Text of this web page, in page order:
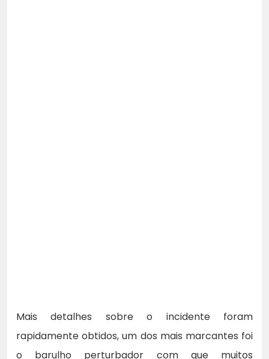
Mais detalhes sobre o incidente foram
rapidamente obtidos, um dos mais marcantes foi
o barulho perturbador com que muitos